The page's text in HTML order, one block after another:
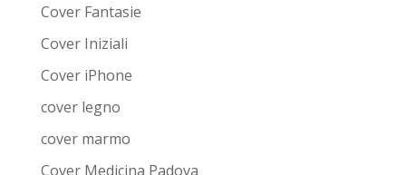
Cover Fantasie
Cover Iniziali
Cover iPhone
cover legno
cover marmo
Cover Medicina Padova